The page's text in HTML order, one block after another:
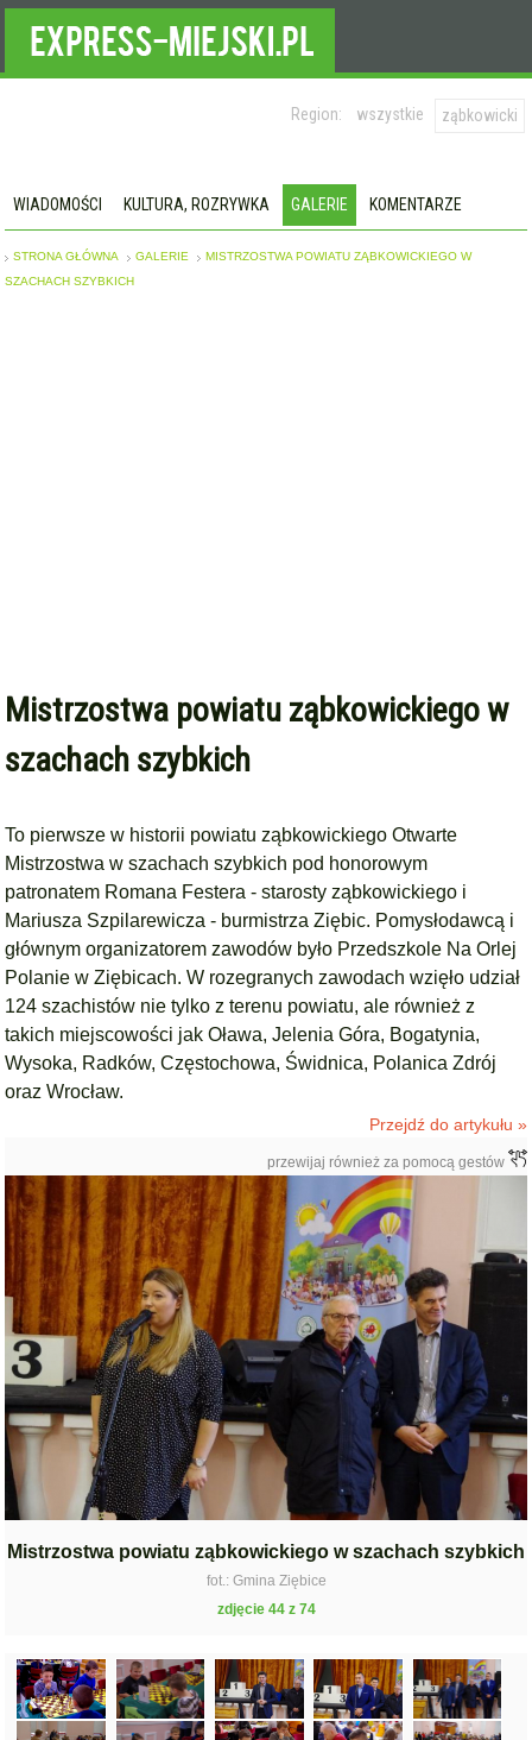
Region: wszystkie ząbkowicki
WIADOMOŚCI KULTURA, ROZRYWKA GALERIE KOMENTARZE
STRONA GŁÓWNA GALERIE
MISTRZOSTWA POWIATU ZĄBKOWICKIEGO W
SZACHACH SZYBKICH
Mistrzostwa powiatu ząbkowickiego w
szachach szybkich
To pierwsze w historii powiatu ząbkowickiego Otwarte
Mistrzostwa w szachach szybkich pod honorowym
patronatem Romana Festera - starosty ząbkowickiego i
Mariusza Szpilarewicza - burmistrza Ziębic. Pomysłodawcą i
głównym organizatorem zawodów było Przedszkole Na Orlej
Polanie w Ziębicach. W rozegranych zawodach wzięło udział
124 szachistów nie tylko z terenu powiatu, ale również z
takich miejscowości jak Oława, Jelenia Góra, Bogatynia,
Wysoka, Radków, Częstochowa, Świdnica, Polanica Zdrój
oraz Wrocław.
Przejdź do artykułu »
przewijaj również za pomocą gestów
Mistrzostwa powiatu ząbkowickiego w szachach szybkich
fot.: Gmina Ziębice
zdjęcie 44 z 74